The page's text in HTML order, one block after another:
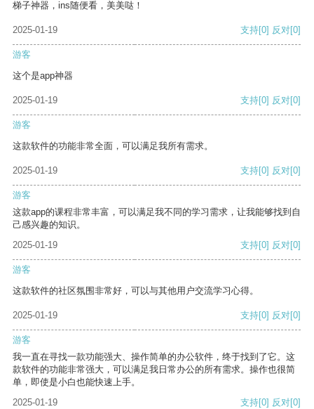
梯子神器，ins随便看，美美哒！
2025-01-19 支持[0] 反对[0]
游客
这个是app神器
2025-01-19 支持[0] 反对[0]
游客
这款软件的功能非常全面，可以满足我所有需求。
2025-01-19 支持[0] 反对[0]
游客
这款app的课程非常丰富，可以满足我不同的学习需求，让我能够找到自
己感兴趣的知识。
2025-01-19
支持[0] 反对[0]
游客
这款软件的社区氛围非常好，可以与其他用户交流学习心得。
2025-01-19 支持[0] 反对[0]
游客
我一直在寻找一款功能强大、操作简单的办公软件，终于找到了它。这
款软件的功能非常强大，可以满足我日常办公的所有需求。操作也很简
单，即使是小白也能快速上手。
2025-01-19
支持[0] 反对[0]